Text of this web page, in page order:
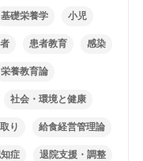
基礎栄養学 小児
患者教育 感染
栄養教育論
社会・環境と健康
り 給食経営管理論
症 退院支援・調整